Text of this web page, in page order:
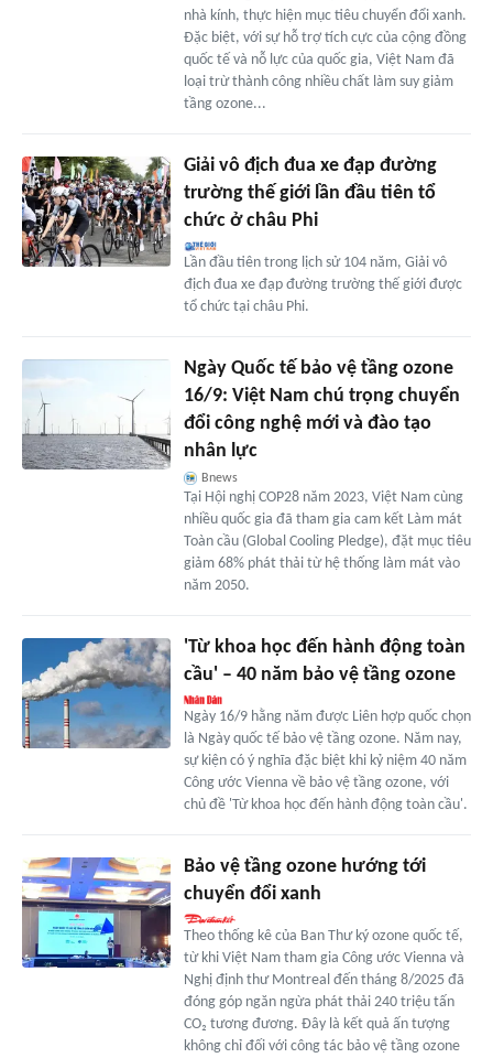
nhà kính, thực hiện mục tiêu chuyển đổi xanh.
Đặc biệt, với sự hỗ trợ tích cực của cộng đồng
quốc tế và nỗ lực của quốc gia, Việt Nam đã
loại trừ thành công nhiều chất làm suy giảm
tầng ozone...
Giải vô địch đua xe đạp đường
trường thế giới lần đầu tiên tổ
chức ở châu Phi
Lần đầu tiên trong lịch sử 104 năm, Giải vô
địch đua xe đạp đường trường thế giới được
tổ chức tại châu Phi.
Ngày Quốc tế bảo vệ tầng ozone
16/9: Việt Nam chú trọng chuyển
đổi công nghệ mới và đào tạo
nhân lực
Bnews
Tại Hội nghị COP28 năm 2023, Việt Nam cùng
nhiều quốc gia đã tham gia cam kết Làm mát
Toàn cầu (Global Cooling Pledge), đặt mục tiêu
giảm 68% phát thải từ hệ thống làm mát vào
năm 2050.
'Từ khoa học đến hành động toàn
cầu' – 40 năm bảo vệ tầng ozone
Ngày 16/9 hằng năm được Liên hợp quốc chọn
là Ngày quốc tế bảo vệ tầng ozone. Năm nay,
sự kiện có ý nghĩa đặc biệt khi kỷ niệm 40 năm
Công ước Vienna về bảo vệ tầng ozone, với
chủ đề 'Từ khoa học đến hành động toàn cầu'.
Bảo vệ tầng ozone hướng tới
chuyển đổi xanh
Theo thống kê của Ban Thư ký ozone quốc tế,
từ khi Việt Nam tham gia Công ước Vienna và
Nghị định thư Montreal đến tháng 8/2025 đã
đóng góp ngăn ngừa phát thải 240 triệu tấn
CO₂ tương đương. Đây là kết quả ấn tượng
không chỉ đối với công tác bảo vệ tầng ozone